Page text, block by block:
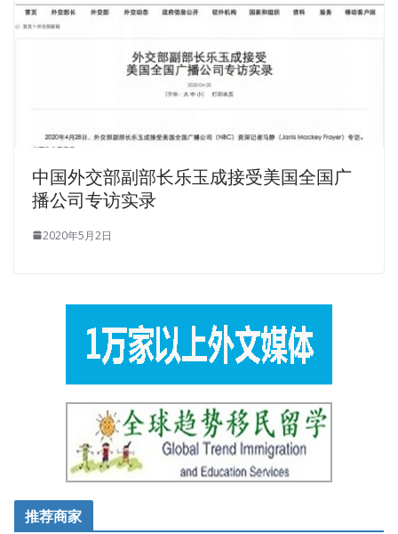
中国外交部副部长乐玉成接受美国全国广
播公司专访实录
2020年5月2日
推荐商家